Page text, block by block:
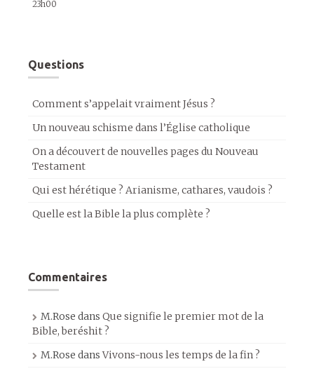
23h00
Questions
Comment s’appelait vraiment Jésus ?
Un nouveau schisme dans l’Église catholique
On a découvert de nouvelles pages du Nouveau
Testament
Qui est hérétique ? Arianisme, cathares, vaudois ?
Quelle est la Bible la plus complète ?
Commentaires
M.Rose dans Que signifie le premier mot de la
Bible, beréshit ?
M.Rose dansVivons-nous les temps de la fin ?